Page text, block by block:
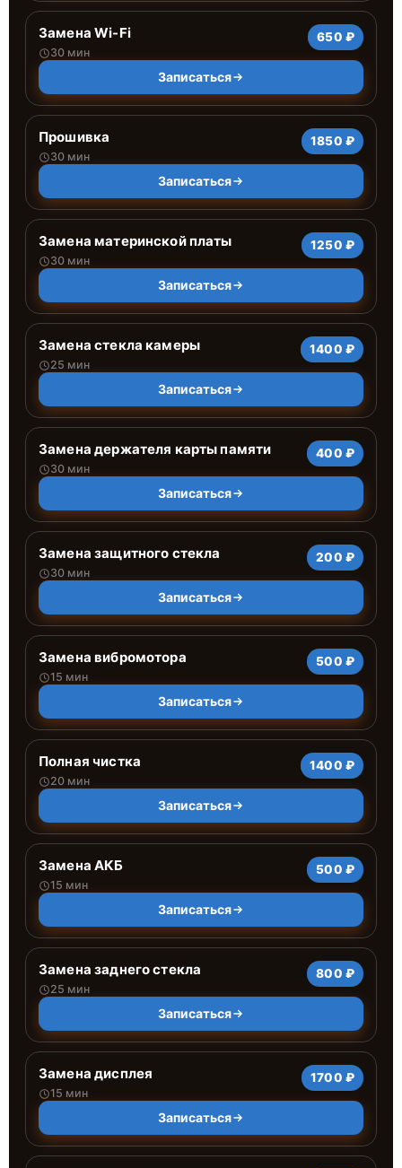
Замена Wi-Fi
30 мин
650 ₽
Записаться
Прошивка
30 мин
1850 ₽
Записаться
Замена материнской платы
30 мин
1250 ₽
Записаться
Замена стекла камеры
25 мин
1400 ₽
Записаться
Замена держателя карты памяти
30 мин
400 ₽
Записаться
Замена защитного стекла
30 мин
200 ₽
Записаться
Замена вибромотора
15 мин
500 ₽
Записаться
Полная чистка
20 мин
1400 ₽
Записаться
Замена АКБ
15 мин
500 ₽
Записаться
Замена заднего стекла
25 мин
800 ₽
Записаться
Замена дисплея
15 мин
1700 ₽
Записаться